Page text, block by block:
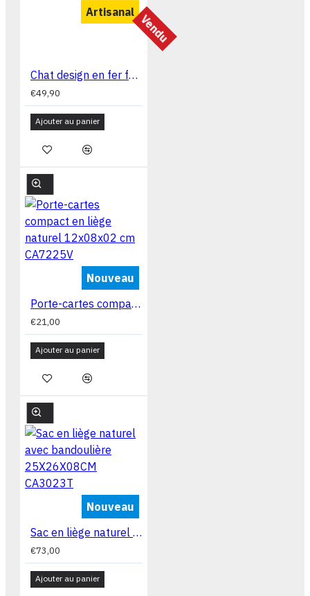
Artisanal
Vendu
Chat design en fer forgé décoratif Chat70
€49,90
Ajouter au panier
Nouveau
Porte-cartes compact en liège naturel 12x08x02 cm CA7225V
€21,00
Ajouter au panier
Nouveau
Sac en liège naturel avec bandoulière 25X26X08CM CA3023T
€73,00
Ajouter au panier